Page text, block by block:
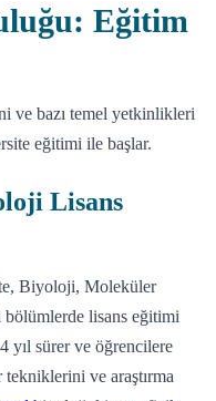
Eğitim
ve bazı temel yetkinlikleri
eğitimi ile başlar.
Lisans
Biyoloji, Moleküler
lisans eğitimi
yıl sürer ve öğrencilere
ve araştırma